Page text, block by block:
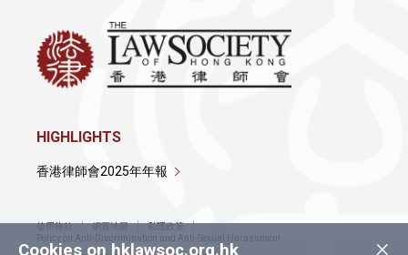
×
Cookies on hklawsoc.org.hk
HIGHLIGHTS
香港律師會2025年年報
使用條款 網頁地圖
私隱政策
Policy on Anti-Discrimination and Anti-Sexual Harassment